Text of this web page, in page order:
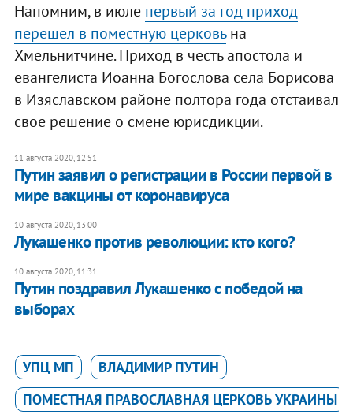
Напомним, в июле первый за год приход
перешел в поместную церковьна
Хмельнитчине. Приход в честь апостола и
евангелиста Иоанна Богослова села Борисова
в Изяславском районе полтора года отстаивал
свое решение о смене юрисдикции.
11 августа 2020, 12:51
Путин заявил о регистрации в России первой в
мире вакцины от коронавируса
10 августа 2020, 13:00
Лукашенко против революции: кто кого?
10 августа 2020, 11:31
Путин поздравил Лукашенко с победой на
выборах
УПЦ МП
ВЛАДИМИР ПУТИН
ПОМЕСТНАЯ ПРАВОСЛАВНАЯ ЦЕРКОВЬ УКРАИНЫ